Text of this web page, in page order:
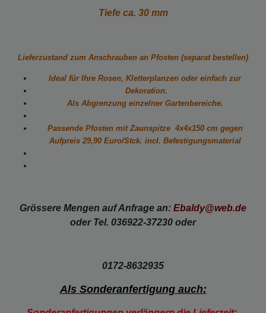
Tiefe ca. 30 mm
Lieferzustand zum Anschrauben an Pfosten (separat bestellen)
Ideal für Ihre Rosen, Kletterplanzen oder einfach zur
Dekoration.
Als Abgrenzung einzelner Gartenbereiche.
Passende Pfosten mit Zaunspitze 4x4x150 cm gegen
Aufpreis 29,90 Euro/Stck. incl. Befestigungsmaterial
Grössere Mengen auf Anfrage an: Ebaldy@web.de
oder Tel. 036922-37230 oder
0172-8632935
Als Sonderanfertigung auch: